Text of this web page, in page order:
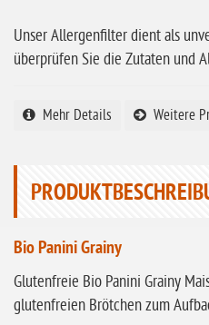
ohne Guarkernmehl
ohne Buchweizen
ohne Vanille
glutenfrei
Sonnenblumen
ohne Palmöl
Unser Allergenfilter dient als
überprüfen Sie die Zutaten und
Mehr Details Weitere
Bio Panini Grainy
Glutenfreie Bio Panini Grainy
glutenfreien Brötchen zum